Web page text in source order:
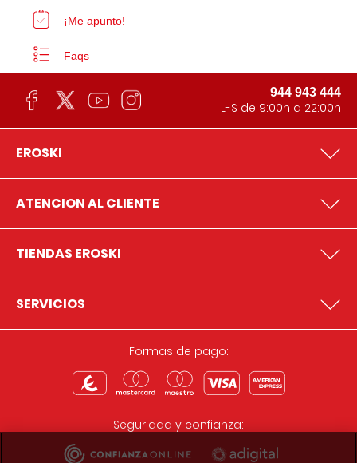
¡Me apunto!
Faqs
944 943 444
L-S de 9:00h a 22:00h
EROSKI
ATENCION AL CLIENTE
TIENDAS EROSKI
SERVICIOS
Formas de pago:
Seguridad y confianza: